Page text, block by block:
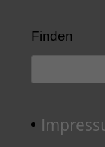
Finden